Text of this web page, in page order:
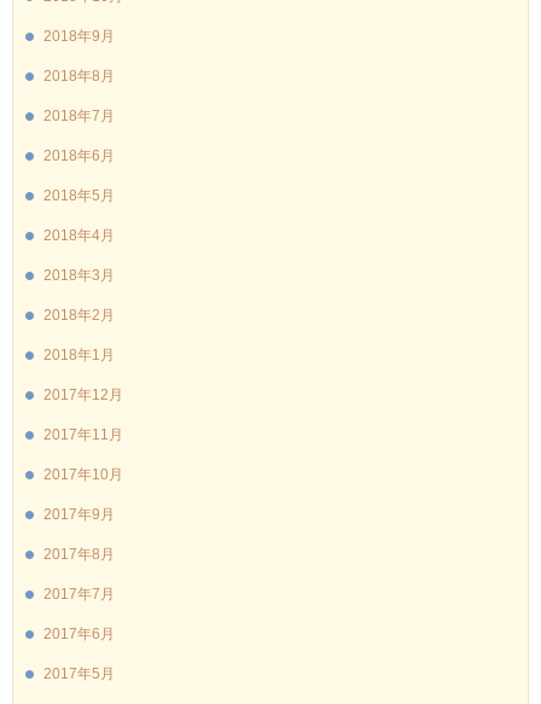
2018年9月
2018年8月
2018年7月
2018年6月
2018年5月
2018年4月
2018年3月
2018年2月
2018年1月
2017年12月
2017年11月
2017年10月
2017年9月
2017年8月
2017年7月
2017年6月
2017年5月